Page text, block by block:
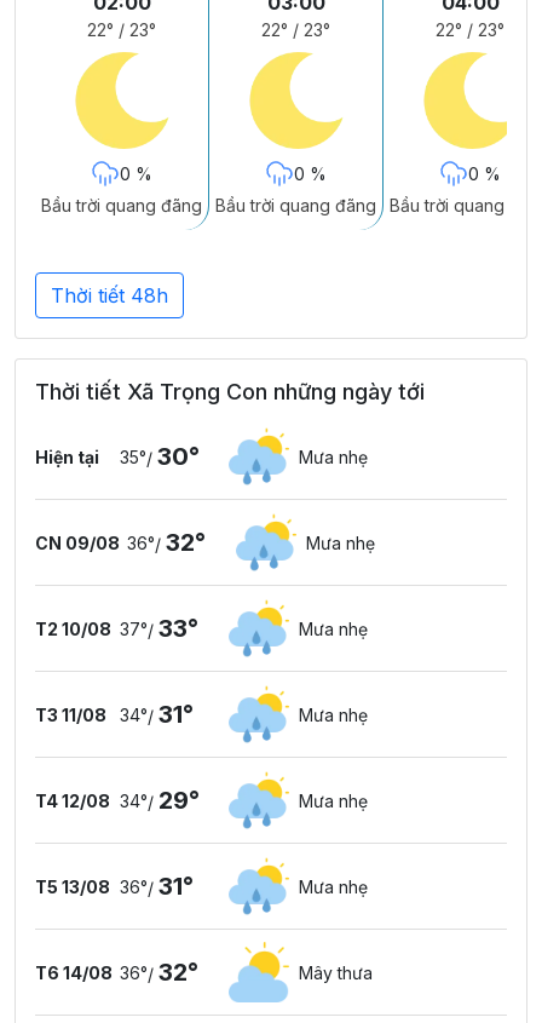
22° / 23°
0 %
Bầu trời quang đãng
22° / 23°
0 %
Bầu trời quang đãng
22° / 23°
0 %
Bầu trời quang
Thời tiết 48h
Thời tiết Xã Trọng Con những ngày tới
Hiện tại 35°/ 30° Mưa nhẹ
CN 09/08 36°/ 32° Mưa nhẹ
T2 10/08 37°/ 33° Mưa nhẹ
T3 11/08 34°/ 31° Mưa nhẹ
T4 12/08 34°/ 29° Mưa nhẹ
T5 13/08 36°/ 31° Mưa nhẹ
T6 14/08 36°/ 32° Mây thưa